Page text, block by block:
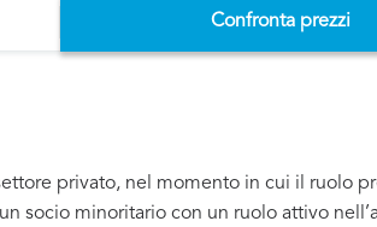
Confronta prezzi
privato, nel momento in cui il ruolo
socio minoritario con un ruolo attivo